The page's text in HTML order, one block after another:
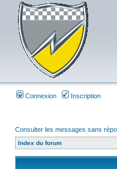
Connexion Inscription
Consulter les messages sans
Index du forum